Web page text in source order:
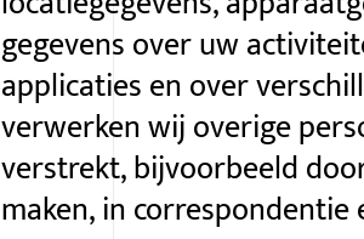
gegevens over uw
applicaties en over
verwerken wij overige
verstrekt, bijvoorbeeld
maken, in correspondentie